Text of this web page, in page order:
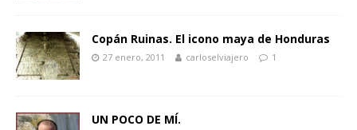
Copán Ruinas. El icono maya de Honduras
27 enero, 2011 carloselviajero 1
UN POCO DE MÍ.